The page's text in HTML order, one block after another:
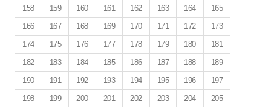
158
159 160 161 162 163 164
165
166
167 168 169 170 171 172
173
174
175 176 177 178 179 180
181
182
183 184 185 186 187 188
189
190
191 192 193 194 195 196
197
198
199 200 201 202 203 204
205